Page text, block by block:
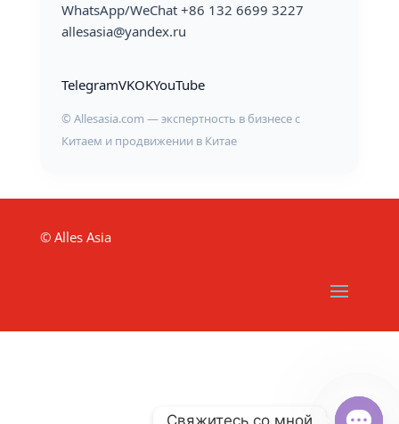
WhatsApp/WeChat +86 132 6699 3227
allesasia@yandex.ru
TelegramVKOKYouTube
© Allesasia.com — экспертность в бизнесе с
Китаем и продвижении в Китае
© Alles Asia
Свяжитесь со мной